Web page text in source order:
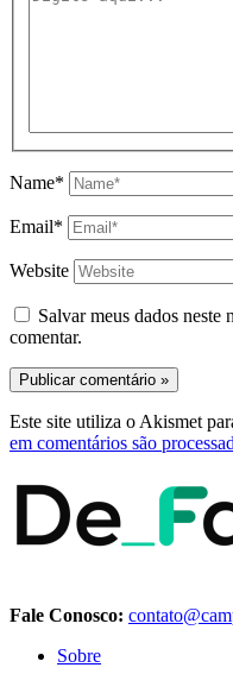
Name*
Email*
Website
Salvar meus dados neste
comentar.
Este site utiliza o Akismet
em comentários são
Fale Conosco:
Sobre